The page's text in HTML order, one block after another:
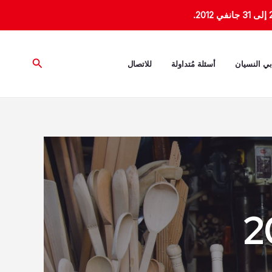
النسيان أسئلة مُتداولة للاتصال البحث